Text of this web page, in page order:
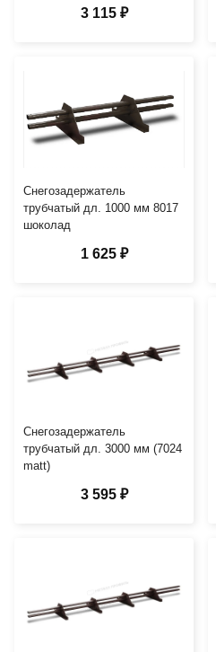
3 115 ₽
Снегозадержатель
трубчатый дл. 1000 мм 8017
шоколад
1 625 ₽
Снегозадержатель
трубчатый дл. 3000 мм (7024
matt)
3 595 ₽